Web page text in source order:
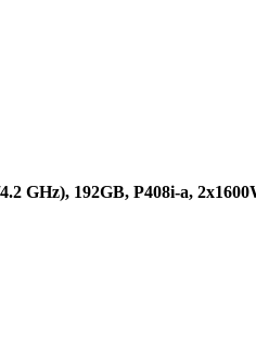
GHz), 192GB, P408i-a,